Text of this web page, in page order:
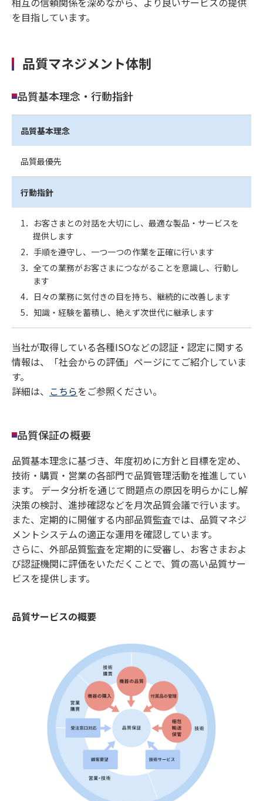
を目指しています。
品質マネジメント体制
品質基本理念・行動指針
品質基本理念
品質最優先
行動指針
1．お客さまとの対話を大切にし、最適な製品・サービスを
提供します
2．手順を遵守し、一つ一つの作業を正確に行います
3．全ての業務がお客さまにつながることを意識し、行動し
ます
4．日々の業務に気付きの目を持ち、継続的に改善します
5．知識・経験を蓄積し、絶えず次世代に継承します
当社が取得している各種ISOなどの認証・認定に関する
情報は、「社会からの評価」ページにてご紹介していま
す。
詳細は、 こちらをご参照ください。
品質保証の概要
品質基本理念に基づき、年度初めに方針と目標を定め、
技術・購買・営業の各部門で品質管理活動を推進してい
ます。 データ分析を通じて問題点の原因を明らかにし解
決策の検討、進捗確認などを月次品質会議で行います。
また、定期的に開催する内部品質監査では、品質マネジ
メントシステムの適正な運用を確認しています。
さらに、外部品質監査を定期的に受審し、お客さまおよ
び認証機関に評価をいただくことで、質の高い品質サー
ビスを提供します。
品質サービスの概要